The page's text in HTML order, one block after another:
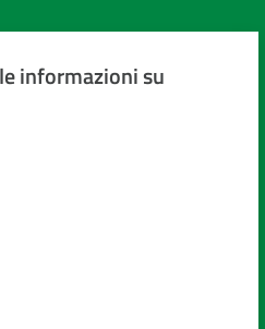
informazioni su